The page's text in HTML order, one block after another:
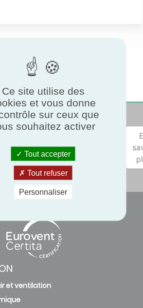
un type de produit pour
performances certifiées.
et ventilation
Ce site utilise des
et vous donne
sur ceux que
souhaitez activer
Tout accepter
Tout refuser
Personnaliser